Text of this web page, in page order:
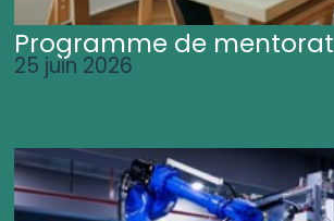
Programme de mentorat
25 juin 2026